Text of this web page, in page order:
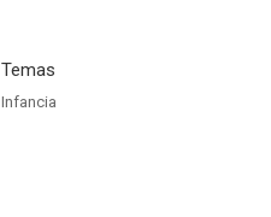
Temas
Infancia